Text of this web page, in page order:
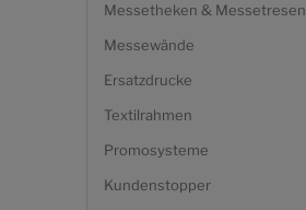
Messetheken & Messetresen
Messewände
Ersatzdrucke
Textilrahmen
Promosysteme
Kundenstopper